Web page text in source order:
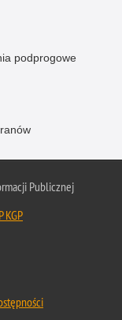
podprogowe
Publicznej
KGP